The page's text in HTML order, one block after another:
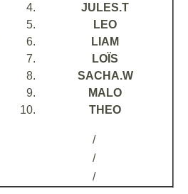
JULES.T
LEO
LIAM
LOÏS
SACHA.W
MALO
THEO
/
/
/